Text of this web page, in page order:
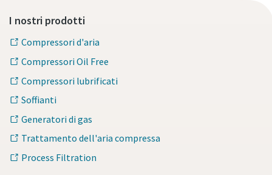
I nostri prodotti
Compressori d'aria
Compressori Oil Free
Compressori lubrificati
Soffianti
Generatori di gas
Trattamento dell'aria compressa
Process Filtration